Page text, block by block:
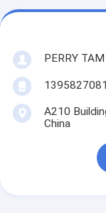
PERRY TAM
A210
China